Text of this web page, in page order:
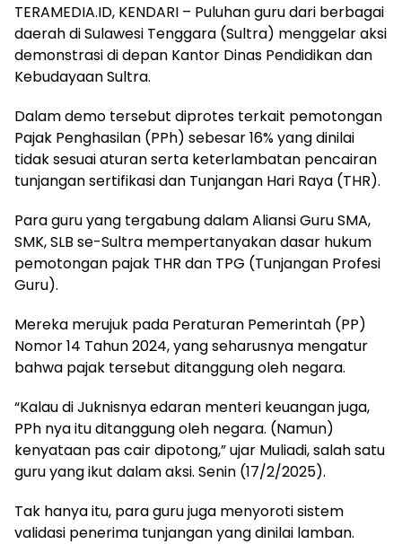
TERAMEDIA.ID, KENDARI – Puluhan guru dari berbagai
daerah di Sulawesi Tenggara (Sultra) menggelar aksi
demonstrasi di depan Kantor Dinas Pendidikan dan
Kebudayaan Sultra.
Dalam demo tersebut diprotes terkait pemotongan
Pajak Penghasilan (PPh) sebesar 16% yang dinilai
tidak sesuai aturan serta keterlambatan pencairan
tunjangan sertifikasi dan Tunjangan Hari Raya (THR).
Para guru yang tergabung dalam Aliansi Guru SMA,
SMK, SLB se-Sultra mempertanyakan dasar hukum
pemotongan pajak THR dan TPG (Tunjangan Profesi
Guru).
Mereka merujuk pada Peraturan Pemerintah (PP)
Nomor 14 Tahun 2024, yang seharusnya mengatur
bahwa pajak tersebut ditanggung oleh negara.
“Kalau di Juknisnya edaran menteri keuangan juga,
PPh nya itu ditanggung oleh negara. (Namun)
kenyataan pas cair dipotong,” ujar Muliadi, salah satu
guru yang ikut dalam aksi. Senin (17/2/2025).
Tak hanya itu, para guru juga menyoroti sistem
validasi penerima tunjangan yang dinilai lamban.